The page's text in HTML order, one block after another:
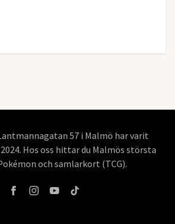
57 i Malmö har varit
Hos oss hittar du Malmös största
och samlarkort (TCG).